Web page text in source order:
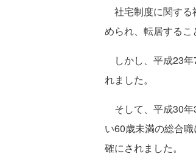
社宅制度に関する
められ、転居するこ
しかし、平成23年
れました。
そして、平成30年
い60歳未満の総合
確にされました。